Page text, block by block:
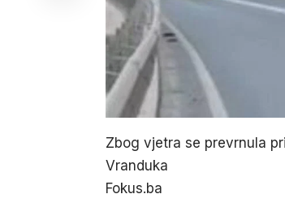
Zbog vjetra se prevrnula
Vranduka
Fokus.ba